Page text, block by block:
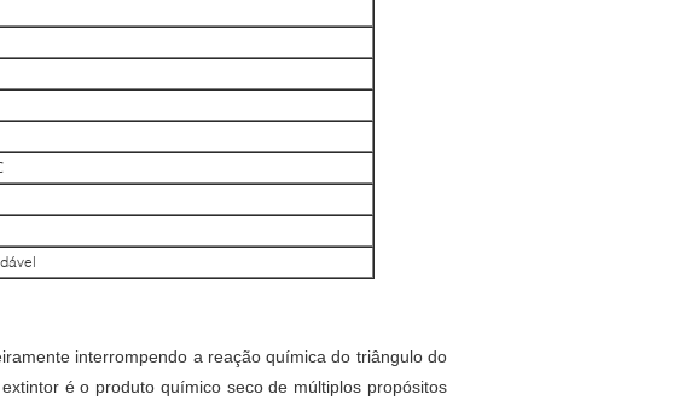
interrompendo a reação química do triângulo do
é o produto químico seco de múltiplos propósitos